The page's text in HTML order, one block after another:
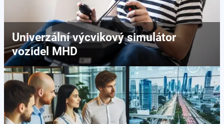
Univerzální výcvikový simulátor
vozidel MHD